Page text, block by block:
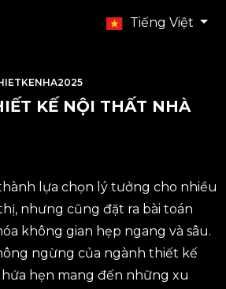
Tiếng Việt
KẾ NỘI THẤT NHÀ
lựa chọn lý tưởng cho nhiều
nhưng cũng đặt ra bài toán
không gian hẹp ngang và sâu.
ngừng của ngành thiết kế
hẹn mang đến những xu